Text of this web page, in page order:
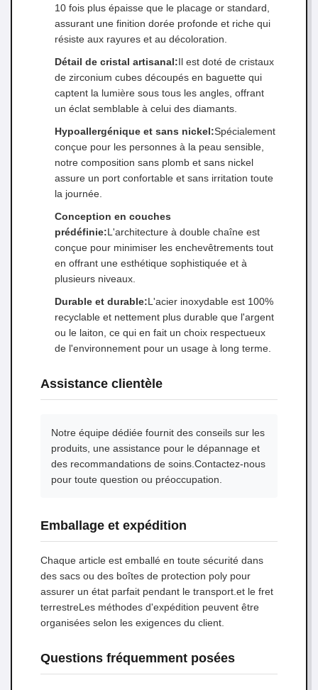
10 fois plus épaisse que le placage or standard,
assurant une finition dorée profonde et riche qui
résiste aux rayures et au décoloration.
Détail de cristal artisanal:Il est doté de cristaux
de zirconium cubes découpés en baguette qui
captent la lumière sous tous les angles, offrant
un éclat semblable à celui des diamants.
Hypoallergénique et sans nickel:Spécialement
conçue pour les personnes à la peau sensible,
notre composition sans plomb et sans nickel
assure un port confortable et sans irritation toute
la journée.
Conception en couches
prédéfinie:L'architecture à double chaîne est
conçue pour minimiser les enchevêtrements tout
en offrant une esthétique sophistiquée et à
plusieurs niveaux.
Durable et durable:L'acier inoxydable est 100%
recyclable et nettement plus durable que l'argent
ou le laiton, ce qui en fait un choix respectueux
de l'environnement pour un usage à long terme.
Assistance clientèle
Notre équipe dédiée fournit des conseils sur les
produits, une assistance pour le dépannage et
des recommandations de soins.Contactez-nous
pour toute question ou préoccupation.
Emballage et expédition
Chaque article est emballé en toute sécurité dans
des sacs ou des boîtes de protection poly pour
assurer un état parfait pendant le transport.et le fret
terrestreLes méthodes d'expédition peuvent être
organisées selon les exigences du client.
Questions fréquemment posées